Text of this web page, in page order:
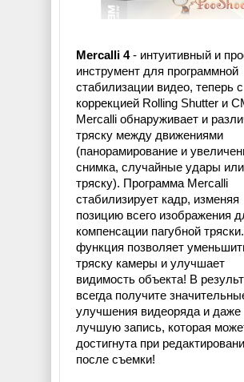
Mercalli 4- интуитивный и
инструмент для программной
стабилизации видео, теперь с
коррекцией Rolling Shutter и
Mercalli обнаруживает и
тряску между движениями
(панорамирование и
снимка, случайные удары или
тряску). Программа Mercalli
стабилизирует кадр, изменяя
позицию всего изображения
компенсации пагубной
функция позволяет
тряску камеры и улучшает
видимость объекта! В
всегда получите
улучшения видеоряда и даже
лучшую запись, которая
достигнута при
после съемки!